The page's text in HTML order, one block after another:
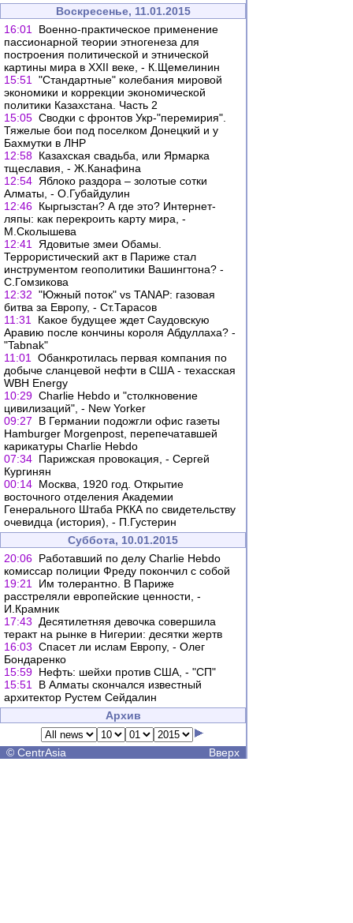
Воскресенье, 11.01.2015
16:01
Военно-практическое применение
пассионарной теории этногенеза для
построения политической и этнической
картины мира в XXII веке, - К.Щемелинин
15:51
"Стандартные" колебания мировой
экономики и коррекции экономической
политики Казахстана. Часть 2
15:05 Сводки с фронтов Укр-"перемирия".
Тяжелые бои под поселком Донецкий и у
Бахмутки в ЛНР
12:58 Казахская свадьба, или Ярмарка
тщеславия, - Ж.Канафина
12:54 Яблоко раздора – золотые сотки
Алматы, - О.Губайдулин
12:46 Кыргызстан? А где это? Интернет-
ляпы: как перекроить карту мира, -
М.Сколышева
12:41
Ядовитые змеи Обамы.
Террористический акт в Париже стал
инструментом геополитики Вашингтона? -
С.Гомзикова
12:32 "Южный поток" vs TANAP: газовая
битва за Европу, - Ст.Тарасов
11:31
Какое будущее ждет Саудовскую
Аравию после кончины короля Абдуллаха? -
"Tabnak"
11:01
Обанкротилась первая компания по
добыче сланцевой нефти в США - техасская
WBH Energy
10:29 Charlie Hebdo и "столкновение
цивилизаций", - New Yorker
09:27
В Германии подожгли офис газеты
Hamburger Morgenpost, перепечатавшей
карикатуры Charlie Hebdo
07:34 Парижская провокация, - Сергей
Кургинян
00:14 Москва, 1920 год. Открытие
восточного отделения Академии
Генерального Штаба РККА по свидетельству
очевидца (история), - П.Густерин
Суббота, 10.01.2015
20:06 Работавший по делу Charlie Hebdo
комиссар полиции Фреду покончил с собой
19:21
Им толерантно. В Париже
расстреляли европейские ценности, -
И.Крамник
17:43
Десятилетняя девочка совершила
теракт на рынке в Нигерии: десятки жертв
16:03 Спасет ли ислам Европу, - Олег
Бондаренко
15:59 Нефть: шейхи против США, - "СП"
15:51
В Алматы скончался известный
архитектор Рустем Сейдалин
Архив
© CentrAsia Вверх